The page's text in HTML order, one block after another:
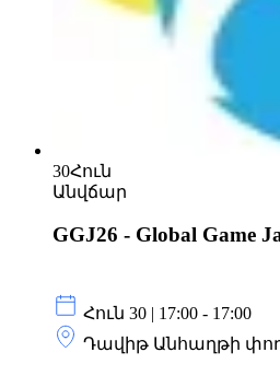
30Հուն
Անվճար
GGJ26 - Global Game
Հուն 30 | 17:00 - 17:00
Դավիթ Անհաղթի